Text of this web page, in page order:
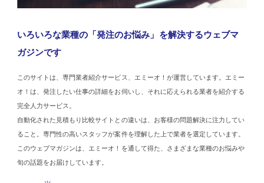
いろいろな業種の「発注のお悩み」を解決するウェブマ
ガジンです
このサイトは、専門業者紹介サービス、エミーオ！が運営しています。エミー
オ！は、発注したい仕事の詳細をお伺いし、それに応えられる業者を紹介する
完全人力サービス。
自動化された見積もり比較サイトとの違いは、お客様の問題解決に注力してい
ること。専門性の高いスタッフが案件を理解した上で業者を選定しています。
このウェブマガジンは、エミーオ！を通して得た、さまざまな業種のお悩みや
旬の話題をお届けしています。